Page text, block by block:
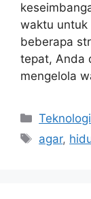
waktu untuk
beberapa
tepat, Anda
mengelola
Categories
Teknologi
Tags
agar,